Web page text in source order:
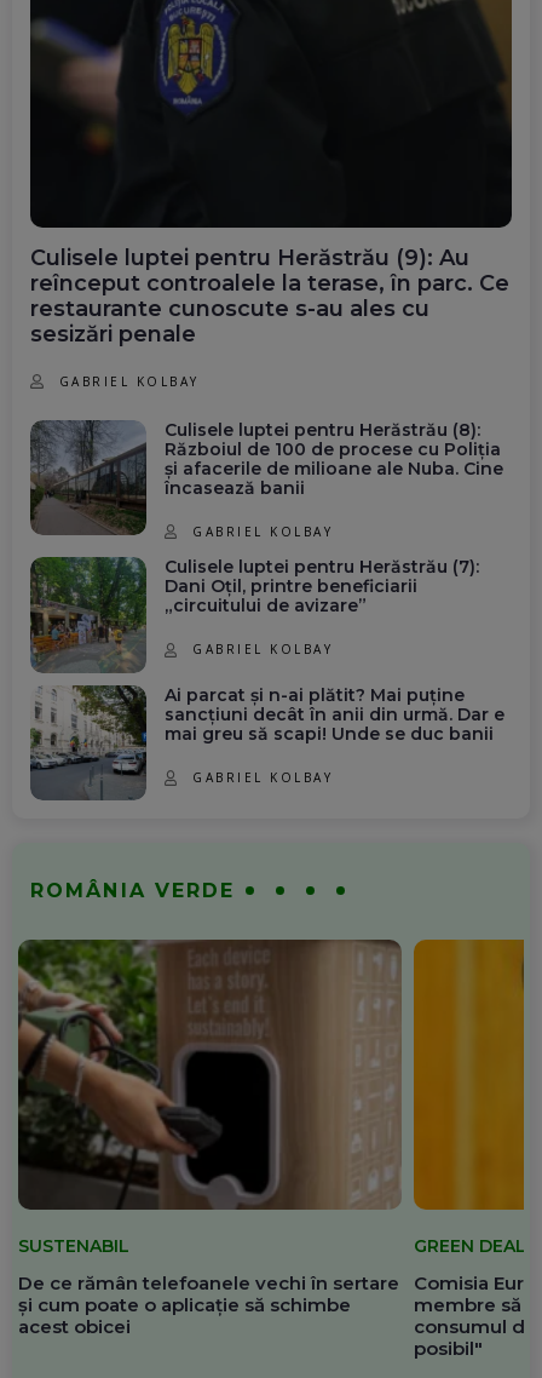
Culisele luptei pentru Herăstrău (9): Au
reînceput controalele la terase, în parc. Ce
restaurante cunoscute s-au ales cu
sesizări penale
GABRIEL KOLBAY
Culisele luptei pentru Herăstrău (8):
Războiul de 100 de procese cu Poliția
și afacerile de milioane ale Nuba. Cine
încasează banii
GABRIEL KOLBAY
Culisele luptei pentru Herăstrău (7):
Dani Oțil, printre beneficiarii
„circuitului de avizare”
GABRIEL KOLBAY
Ai parcat și n-ai plătit? Mai puține
sancțiuni decât în anii din urmă. Dar e
mai greu să scapi! Unde se duc banii
GABRIEL KOLBAY
ROMÂNIA VERDE
SUSTENABIL
De ce rămân telefoanele vechi în sertare
și cum poate o aplicație să schimbe
acest obicei
GREEN DEAL
Comisia
membre să
consumul de
posibil"